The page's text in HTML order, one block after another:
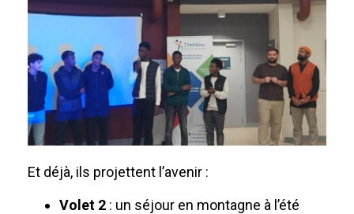
Et déjà, ils projettent l’avenir :
Volet 2 : un séjour en montagne à l’été